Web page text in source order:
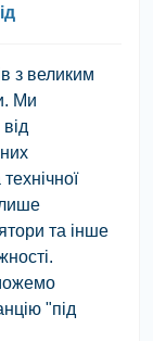
з великим
Ми
та інше
"під